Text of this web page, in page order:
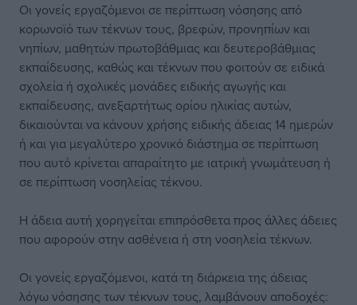
Οι γονείς εργαζόμενοι σε περίπτωση νόσησης από
κορωνοϊό των τέκνων τους, βρεφών, προνηπίων και
νηπίων, μαθητών πρωτοβάθμιας και δευτεροβάθμιας
εκπαίδευσης, καθώς και τέκνων που φοιτούν σε ειδικά
σχολεία ή σχολικές μονάδες ειδικής αγωγής και
εκπαίδευσης, ανεξαρτήτως ορίου ηλικίας αυτών,
δικαιούνται να κάνουν χρήσης ειδικής άδειας 14 ημερών
ή και για μεγαλύτερο χρονικό διάστημα σε περίπτωση
που αυτό κρίνεται απαραίτητο με ιατρική γνωμάτευση ή
σε περίπτωση νοσηλείας τέκνου.
Η άδεια αυτή χορηγείται επιπρόσθετα προς άλλες άδειες
που αφορούν στην ασθένεια ή στη νοσηλεία τέκνων.
Οι γονείς εργαζόμενοι, κατά τη διάρκεια της άδειας
λόγω νόσησης των τέκνων τους, λαμβάνουν αποδοχές: